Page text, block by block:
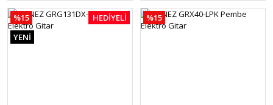
%15
YENİ
HEDİYELİ %15